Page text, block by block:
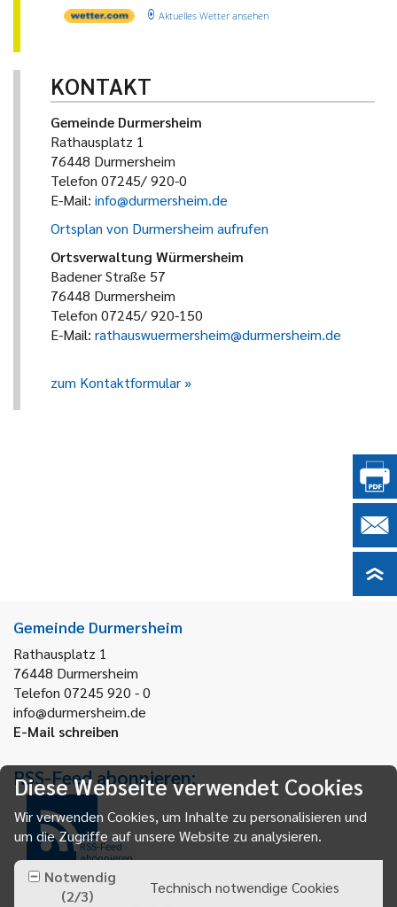
Aktuelles Wetter ansehen
KONTAKT
Gemeinde Durmersheim
Rathausplatz 1
76448 Durmersheim
Telefon 07245/ 920-0
E-Mail: info@durmersheim.de
Ortsplan von Durmersheim aufrufen
Ortsverwaltung Würmersheim
Badener Straße 57
76448 Durmersheim
Telefon 07245/ 920-150
E-Mail: rathauswuermersheim@durmersheim.de
zum Kontaktformular
Gemeinde Durmersheim
Rathausplatz 1
76448 Durmersheim
Telefon 07245 920 - 0
info@durmersheim.de
E-Mail schreiben
RSS-Feed abonnieren:
RSS-Feed
abonnieren
Diese Webseite verwendet Cookies
Wir verwenden Cookies, um Inhalte zu personalisieren und
um die Zugriffe auf unsere Website zu analysieren.
Notwendig
(2/3) Technisch notwendige Cookies